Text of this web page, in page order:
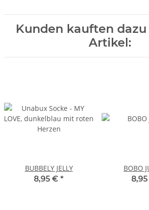
Kunden kauften
Artikel:
BUBBELY JELLY
8,95 € *
BOBO